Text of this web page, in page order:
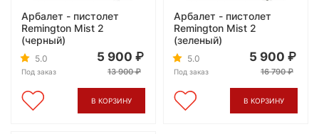
Арбалет - пистолет
Remington Mist 2
(черный)
5.0
Под заказ
5 900
13 900
В КОРЗИНУ
Арбалет - пистолет
Remington Mist 2
(зеленый)
5.0
Под заказ
5 900
16 790
В КОРЗИНУ